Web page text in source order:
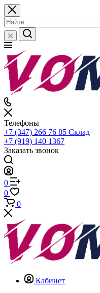
Телефоны
+7 (347) 266 76 85 Склад
+7 (919) 140 1367
Заказать звонок
0
0
0
Кабинет